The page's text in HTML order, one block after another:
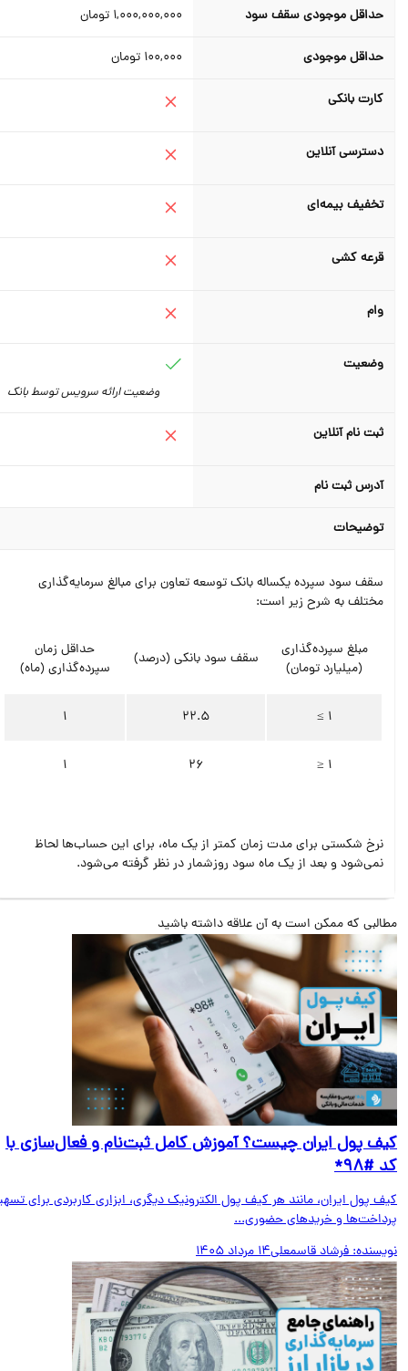
حداقل موجودی سقف سود 1,000,000,000تومان
حداقل موجودی 100,000تومان
کارت بانکی
دسترسی آنلاین
تخفیف بیمه‌ای
قرعه کشی
وضعیت
وضعیت ارائه سرویس توسط بانک
ثبت نام آنلاین
آدرس ثبت نام
توضیحات
سقف سود سپرده یکساله بانک توسعه تعاون برای مبالغ سرمایه‌گذاری
مختلف به شرح زیر است:
مبلغ سپرده‌گذاری
(میلیارد تومان)
سقف سود بانکی (درصد)
حداقل زمان
سپرده‌گذاری (ماه)
22.5
نرخ شکستی برای مدت زمان کمتر از یک ماه، برای این حساب‌ها لحاظ
نمی‌شود و بعد از یک ماه سود روزشمار در نظر گرفته می‌شود.
که ممکن است به آن علاقه داشته باشید
پول ایران چیست؟ آموزش کامل ثبت‌نام و فعال‌سازی با
پول ایران، مانند هر کیف پول الکترونیک دیگری، ابزاری کاربردی برای تسهیل
و خریدهای حضوری...
فرشاد قاسمعلی14 مرداد 1405